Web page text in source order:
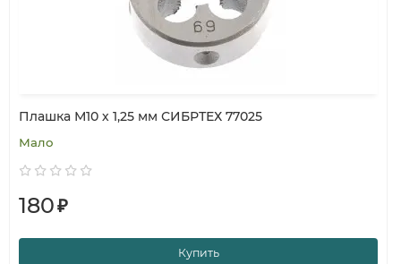
Плашка М10 х 1,25 мм СИБРТЕХ 77025
Мало
180₽
Купить